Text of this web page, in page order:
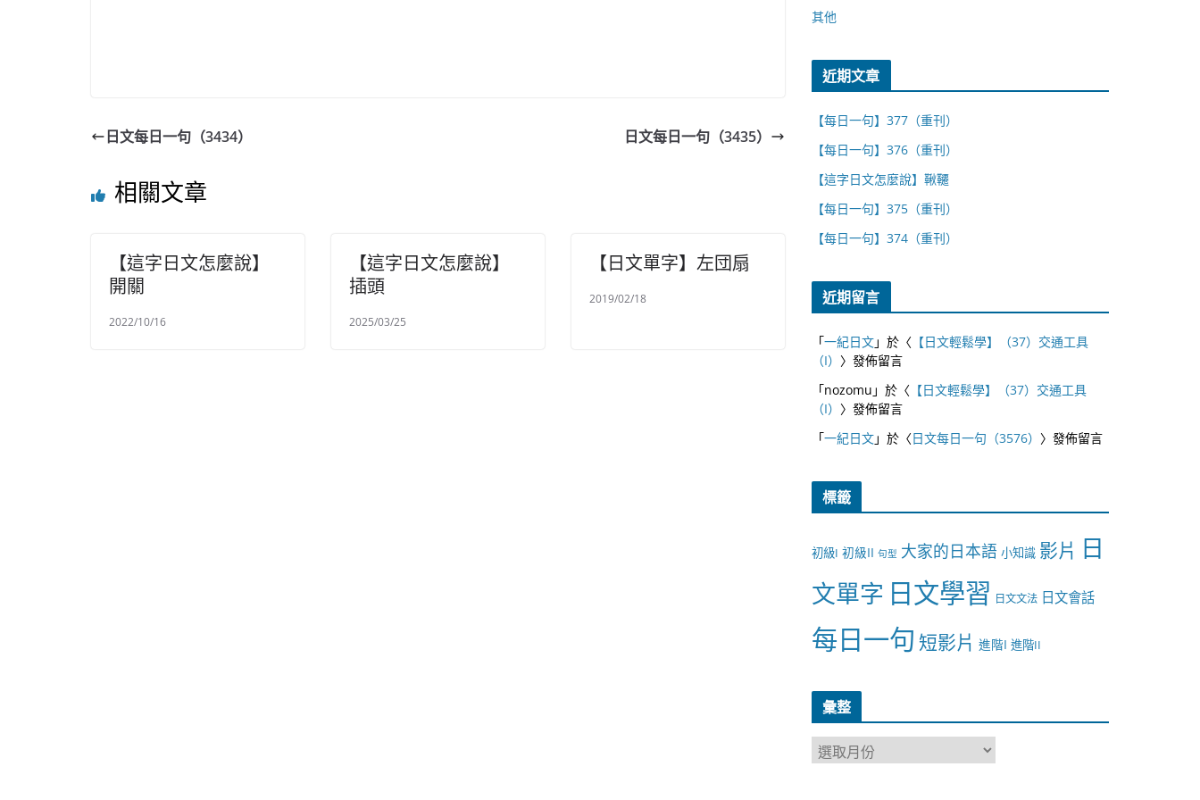
日文每日一句（3434） 日文每日一句（3435）
相關文章
【這字日文怎麼說】
開關
2022/10/16
【這字日文怎麼說】
插頭
2025/03/25
【日文單字】左団扇
2019/02/18
其他
近期文章
【每日一句】377（重刊）
【每日一句】376（重刊）
【這字日文怎麼說】鞦韆
【每日一句】375（重刊）
【每日一句】374（重刊）
近期留言
「一紀日文」於〈 【日文輕鬆學】（37）交通工具
（I） 〉發佈留言
「nozomu 」於〈 【日文輕鬆學】（37）交通工具
（I） 〉發佈留言
「一紀日文」於〈日文每日一句（3576） 〉發佈留言
標籤
初級I 初級II 句型 大家的日本語 小知識 影片 日
文單字 日文學習 日文文法 日文會話
每日一句 短影片 進階I 進階II
彙整
彙
整